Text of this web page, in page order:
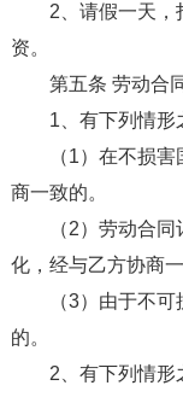
2、请假一天，
资。
第五条 劳动合
1、有下列情形
（1）在不损
商一致的。
（2）劳动合
化，经与乙方协商一
（3）由于不
的。
2、有下列情形